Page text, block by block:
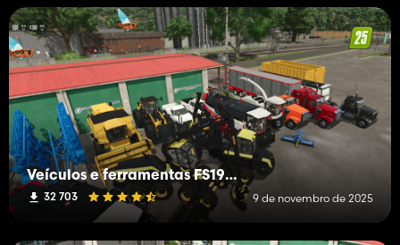
Veículos e ferramentas FS19 (L-R)
32 703 9 de novembro de 2025